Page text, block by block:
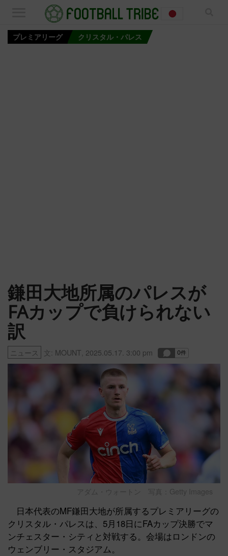
プレミアリーグ クリスタル・パレス
鎌田大地所属のパレスが
FAカップで負けられない
訳
ニュース 文: MOUNT 2025.05.17. 3:00 pm
アダム・ウォートン 写真：Getty Images
日本代表のMF鎌田大地が所属するプレミアリーグの
クリスタル・パレスは、5月18日にFAカップ決勝でマ
ンチェスター・シティと対戦する。会場はロンドンの
ウェンブリー・スタジアム。